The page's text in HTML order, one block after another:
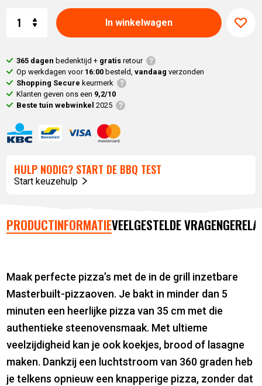
In winkelwagen
365 dagen bedenktijd + gratisretour
Op werkdagen voor 16:00 besteld,vandaag verzonden
Shopping Secure keurmerk
Klanten geven ons een 9,2/10
Beste tuin webwinkel 2025
HULP NODIG? START DE BBQ TEST
Start keuzehulp
PRODUCTINFORMATIEVEELGESTELDE VRAGEN
Maak perfecte pizza’s met de in de grill inzetbare
Masterbuilt-pizzaoven. Je bakt in minder dan 5
minuten een heerlijke pizza van 35 cm met die
authentieke steenovensmaak. Met ultieme
veelzijdigheid kan je ook koekjes, brood of lasagne
maken. Dankzij een luchtstroom van 360 graden heb
je telkens opnieuw een knapperige pizza, zonder dat